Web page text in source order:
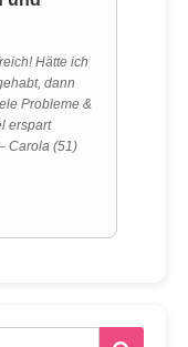
Hätte ich
dann
Probleme &
erspart
Carola (51)